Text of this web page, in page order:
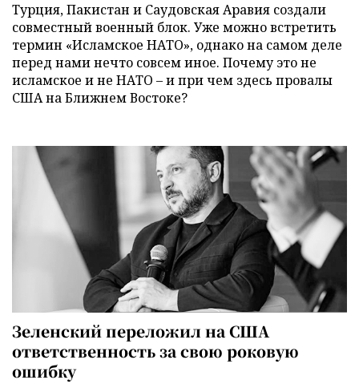
Турция, Пакистан и Саудовская Аравия создали
совместный военный блок. Уже можно встретить
термин «Исламское НАТО», однако на самом деле
перед нами нечто совсем иное. Почему это не
исламское и не НАТО – и при чем здесь провалы
США на Ближнем Востоке?
Зеленский переложил на США
ответственность за свою роковую
ошибку